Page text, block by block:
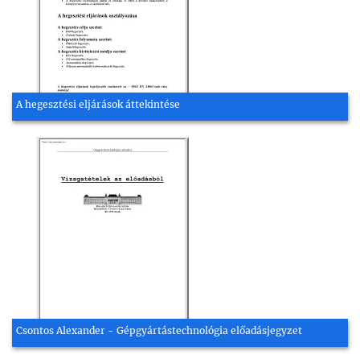
A hegesztési eljárások áttekintése
Csontos Alexander - Gépgyártástechnológia előadásjegyzet